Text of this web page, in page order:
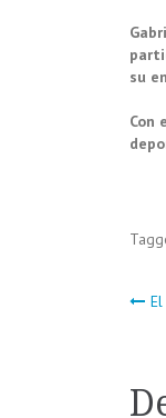
su
Con